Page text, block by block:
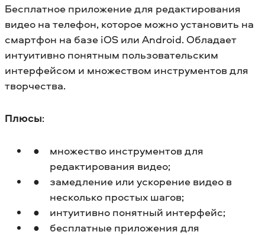
Бесплатное приложение для редактирования
видео на телефон, которое можно установить на
смартфон на базе iOS или Android. Обладает
интуитивно понятным пользовательским
интерфейсом и множеством инструментов для
творчества.
Плюсы:
множество инструментов для
редактирования видео;
замедление или ускорение видео в
несколько простых шагов;
интуитивно понятный интерфейс;
бесплатные приложения для